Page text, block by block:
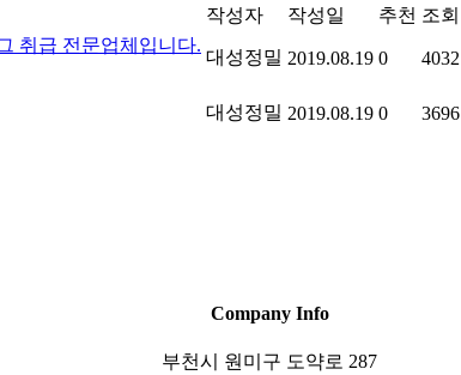
작성자 작성일 추천 조회
취급 전문업체입니다.
대성정밀 2019.08.19 0 4032
대성정밀 2019.08.19 0 3696
Company Info
부천시 원미구 도약로 287